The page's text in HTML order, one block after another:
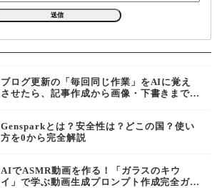
ブログ更新の「毎回同じ作業」をAIに覚え
させたら、記事作成から画像・下書きまで一
Gensparkとは？安全性は？どこの国？使い
方を0から完全解説
AIでASMR動画を作る！「ガラスのキウ
イ」で学ぶ動画生成プロンプト作成完全ガイ